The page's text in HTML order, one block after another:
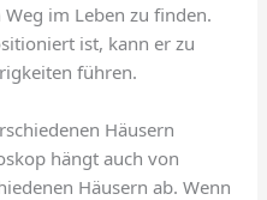
im Leben zu finden.
ist, kann er zu
führen.
Häusern
hängt auch von
Häusern ab. Wenn